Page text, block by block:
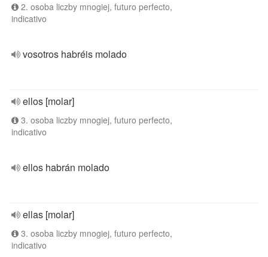
2. osoba liczby mnogiej, futuro perfecto,
indicativo
vosotros habréis molado
ellos [molar]
3. osoba liczby mnogiej, futuro perfecto,
indicativo
ellos habrán molado
ellas [molar]
3. osoba liczby mnogiej, futuro perfecto,
indicativo